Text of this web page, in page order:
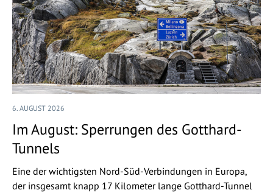
6. AUGUST 2026
Im August: Sperrungen des Gotthard-
Tunnels
Eine der wichtigsten Nord-Süd-Verbindungen in Europa,
der insgesamt knapp 17 Kilometer lange Gotthard-Tunnel